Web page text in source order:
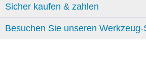
Sicher kaufen & zahlen
Besuchen Sie unseren Werkzeug-